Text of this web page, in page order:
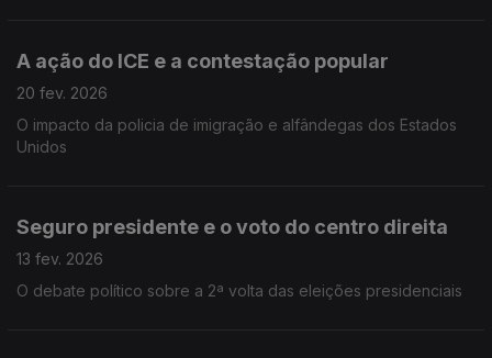
A ação do ICE e a contestação popular
20 fev. 2026
O impacto da policia de imigração e alfândegas dos Estados
Unidos
Seguro presidente e o voto do centro direita
13 fev. 2026
O debate político sobre a 2ª volta das eleições presidenciais